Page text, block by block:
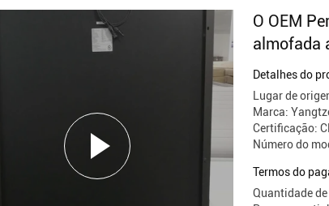
O OEM
almofada
Detalhes do
Lugar de
Marca:
Certificação:
Número do
Termos do
Quantidade